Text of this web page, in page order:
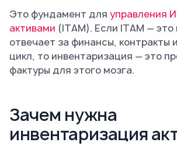
Это фундамент для управления
активами (ITAM). Если ITAM — это
отвечает за финансы, контракты
цикл, то инвентаризация — это
фактуры для этого мозга.
Зачем нужна
инвентаризация